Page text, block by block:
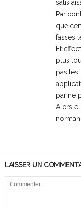
Par
que
fasses
Et
plus
pas les
par ne
Alors
LAISSER UN